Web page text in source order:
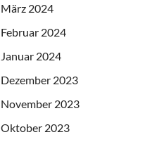
März 2024
Februar 2024
Januar 2024
Dezember 2023
November 2023
Oktober 2023